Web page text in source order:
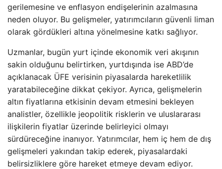
gerilemesine ve enflasyon endişelerinin azalmasına
neden oluyor. Bu gelişmeler, yatırımcıların güvenli liman
olarak gördükleri altına yönelmesine katkı sağlıyor.
Uzmanlar, bugün yurt içinde ekonomik veri akışının
sakin olduğunu belirtirken, yurtdışında ise ABD’de
açıklanacak ÜFE verisinin piyasalarda hareketlilik
yaratabileceğine dikkat çekiyor. Ayrıca, gelişmelerin
altın fiyatlarına etkisinin devam etmesini bekleyen
analistler, özellikle jeopolitik risklerin ve uluslararası
ilişkilerin fiyatlar üzerinde belirleyici olmayı
sürdüreceğine inanıyor. Yatırımcılar, hem iç hem de dış
gelişmeleri yakından takip ederek, piyasalardaki
belirsizliklere göre hareket etmeye devam ediyor.